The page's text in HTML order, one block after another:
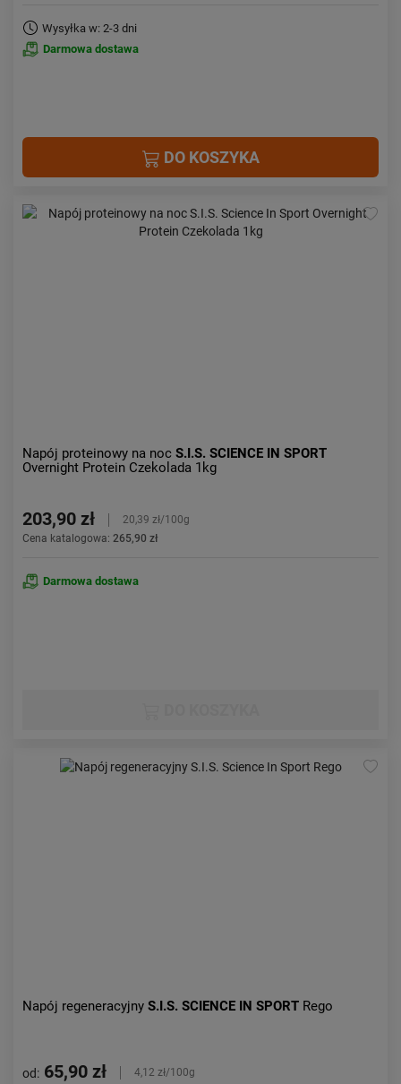
Wysyłka w: 2-3 dni
Darmowa dostawa
DO KOSZYKA
Napój proteinowy na noc S.I.S. SCIENCE IN SPORT
Overnight Protein Czekolada 1kg
203,90 zł
20,39 zł/100g
Cena katalogowa: 265,90 zł
Darmowa dostawa
Napój regeneracyjny S.I.S. SCIENCE IN SPORT Rego
od: 65,90 zł
4,12 zł/100g